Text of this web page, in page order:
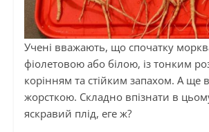
Учені вважають, що спочатку
фіолетовою або білою, із тонким
корінням та стійким запахом. А ще
жорсткою. Складно впізнати в
яскравий плід, еге ж?